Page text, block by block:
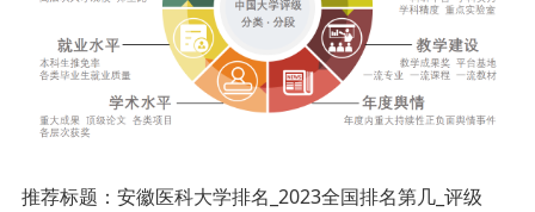
推荐标题： 安徽医科大学排名_2023全国排名第几_评级